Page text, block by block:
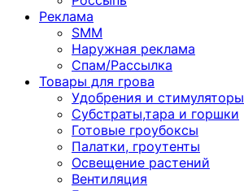
Реклама
SMM
Наружная реклама
Спам/Рассылка
Товары для грова
Удобрения и стимуляторы
Субстраты,тара и горшки
Готовые гроубоксы
Палатки, гроутенты
Освещение растений
Вентиляция